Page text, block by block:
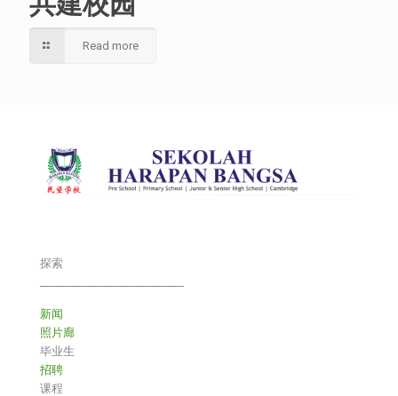
Read more
探索
新闻
照片廊
毕业生
招聘
课程